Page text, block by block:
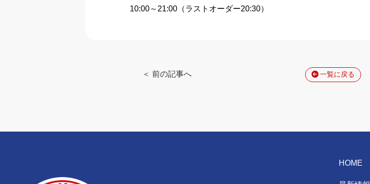
10:00～21:00（ラストオーダー20:30）
＜ 前の記事へ 一覧に戻る
HOME